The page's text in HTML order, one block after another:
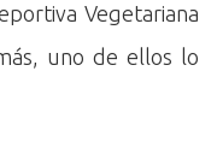
Vegetariana
uno de ellos lo